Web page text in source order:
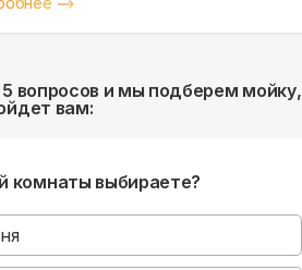
вопросов и мы подберем мойку,
вам:
комнаты выбираете?